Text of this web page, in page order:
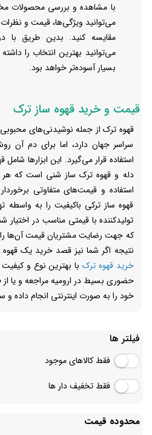
با مشاهده و بررسی محصولات
می‌توانید ویژگی‌ها، قیمت و
مقایسه کنید. بدین طریق با
می‌توانید بهترین انتخاب را
بسیار آسوده‌تر خواهد بود.
قیمت و خرید قهوه ساز ترک
قهوه ترک از جمله نوشیدنی‌های
سراسر جهان دارد، اما برای دم آن
استفاده قرار می‌گیرد. این ابزارها
دله و قهوه ترک ساز شنی است که هر
استفاده و قیمت‌های متفاوتی
قهوه ساز ترکی باکیفیت را به
تولیدکننده با قیمتی مناسب در اختیار
که جهت رضایت مشتریان قیمت آن‌ها را
نتیجه اگر شما نیز قصد خرید یک
خرید قهوه ترک با بهترین نوع و
حضوری بسیط در ارومیه مراجعه و یا
خود را به صورت اینترنتی انجام داده
فیلتر ها
فقط کالاهای موجود
فقط تخفیف دار ها
محدوده قیمت